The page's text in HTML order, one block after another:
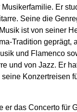
Er
Seine die
ist von seiner
Tradition geprägt,
und Flamenco
und von Jazz. Er
Konzertreisen
er das Concerto für